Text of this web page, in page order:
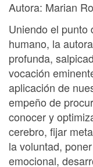
Autora: Marian
Uniendo el punto
humano, la
profunda,
vocación
aplicación de
empeño de
conocer y
cerebro, fijar
la voluntad,
emocional,